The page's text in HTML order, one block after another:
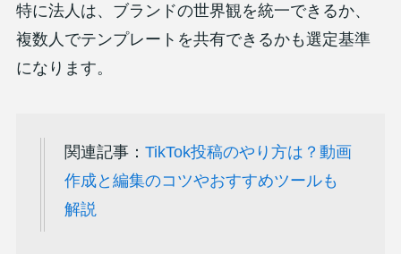
特に法人は、ブランドの世界観を統一できるか、
複数人でテンプレートを共有できるかも選定基準
になります。
関連記事： TikTok投稿のやり方は？動画
作成と編集のコツやおすすめツールも
解説